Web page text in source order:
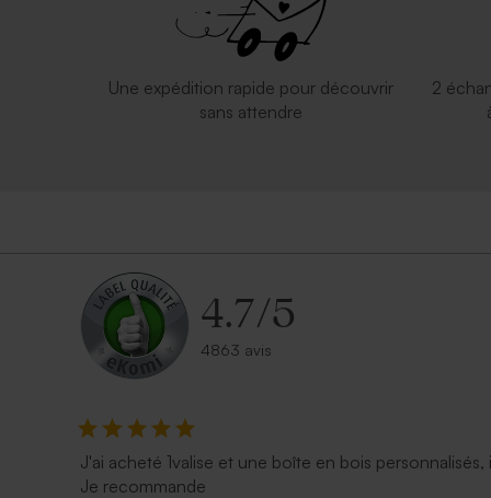
Une expédition rapide pour découvrir
sans attendre
2
4.7/5
4863 avis
J'ai acheté 1valise et une boîte en bois
Je recommande